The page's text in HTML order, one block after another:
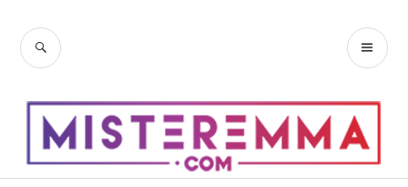
contenu
RECHERCHE